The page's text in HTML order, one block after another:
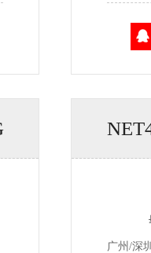
广州/深